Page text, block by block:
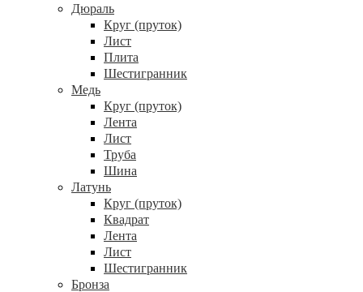
Дюраль
Круг (пруток)
Лист
Плита
Шестигранник
Медь
Круг (пруток)
Лента
Лист
Труба
Шина
Латунь
Круг (пруток)
Квадрат
Лента
Лист
Шестигранник
Бронза